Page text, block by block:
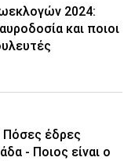
2024:
και ποιοι
Πόσες έδρες
- Ποιος είναι ο